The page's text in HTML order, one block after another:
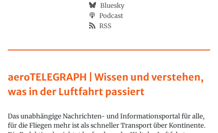
aeroTELEGRAPH | Wissen und verstehen,
was in der Luftfahrt passiert
Das unabhängige Nachrichten- und Informationsportal für alle,
für die Fliegen mehr ist als schneller Transport über Kontinente.
Bluesky
Podcast
RSS